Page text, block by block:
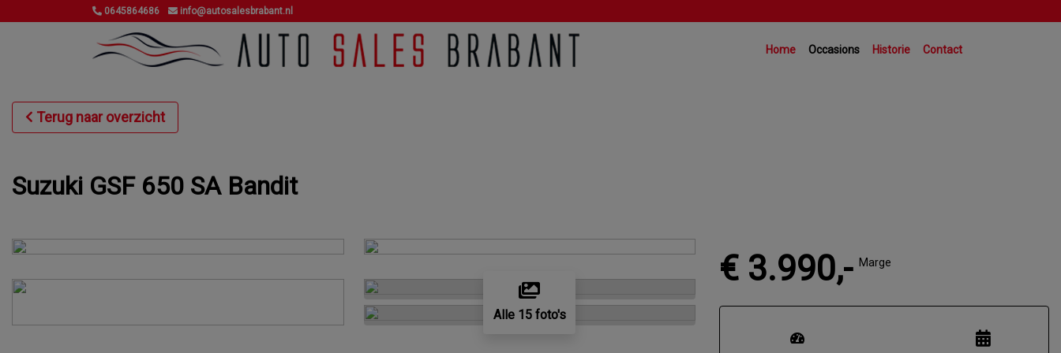
0645864686 info@autosalesbrabant.nl
Home Occasions Historie Contact
Terug naar overzicht
Suzuki GSF 650 SA Bandit
Alle 15 foto's
€ 3.990,- Marge